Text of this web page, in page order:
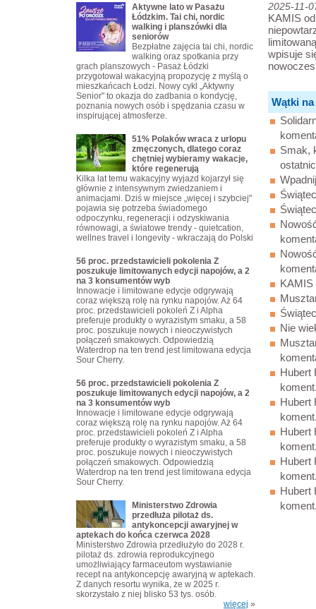
2025-11-
KAMIS
wpisuje
Wątki
Smak,
KAMIS
Nie
Hubert
Hubert
Hubert
Hubert
Hubert
Aktywne lato w Pasażu
Łódzkim. Tai chi, nordic
walking i planszówki dla
seniorów
Bezpłatne zajęcia tai chi, nordic
walking oraz spotkania przy
grach planszowych - Pasaż Łódzki
przygotował wakacyjną propozycję z myślą o
mieszkańcach Łodzi. Nowy cykl „Aktywny
Senior" to okazja do zadbania o kondycję,
poznania nowych osób i spędzania czasu w
inspirującej atmosferze.
51% Polaków wraca z urlopu
zmęczonych, dlatego coraz
chętniej wybieramy wakacje,
które regenerują
Kilka lat temu wakacyjny wyjazd kojarzył się
głównie z intensywnym zwiedzaniem i
animacjami. Dziś w miejsce „więcej i szybciej"
pojawia się potrzeba świadomego
odpoczynku, regeneracji i odzyskiwania
równowagi, a światowe trendy - quietcation,
wellnes travel i longevity - wkraczają do Polski
56 proc. przedstawicieli pokolenia Z
poszukuje limitowanych edycji napojów, a 2
na 3 konsumentów wyb
Innowacje i limitowane edycje odgrywają
coraz większą rolę na rynku napojów. Aż 64
proc. przedstawicieli pokoleń Z i Alpha
preferuje produkty o wyrazistym smaku, a 58
proc. poszukuje nowych i nieoczywistych
połączeń smakowych. Odpowiedzią
Waterdrop na ten trend jest limitowana edycja
Sour Cherry.
56 proc. przedstawicieli pokolenia Z
poszukuje limitowanych edycji napojów, a 2
na 3 konsumentów wyb
Innowacje i limitowane edycje odgrywają
coraz większą rolę na rynku napojów. Aż 64
proc. przedstawicieli pokoleń Z i Alpha
preferuje produkty o wyrazistym smaku, a 58
proc. poszukuje nowych i nieoczywistych
połączeń smakowych. Odpowiedzią
Waterdrop na ten trend jest limitowana edycja
Sour Cherry.
Ministerstwo Zdrowia
przedłuża pilotaż ds.
antykoncepcji awaryjnej w
aptekach do końca czerwca 2028
Ministerstwo Zdrowia przedłużyło do 2028 r.
pilotaż ds. zdrowia reprodukcyjnego
umożliwiający farmaceutom wystawianie
recept na antykoncepcję awaryjną w aptekach.
Z danych resortu wynika, że w 2025 r.
skorzystało z niej blisko 53 tys. osób.
więcej »